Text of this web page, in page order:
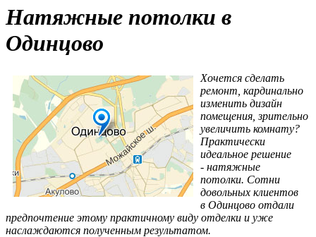
Натяжные потолки в
Одинцово
Хочется сделать
ремонт, кардинально
изменить дизайн
помещения, зрительно
увеличить комнату?
Практически
идеальное решение
- натяжные
потолки. Сотни
довольных клиентов
в Одинцово отдали
предпочтение этому практичному виду отделки и уже
наслаждаются полученным результатом.